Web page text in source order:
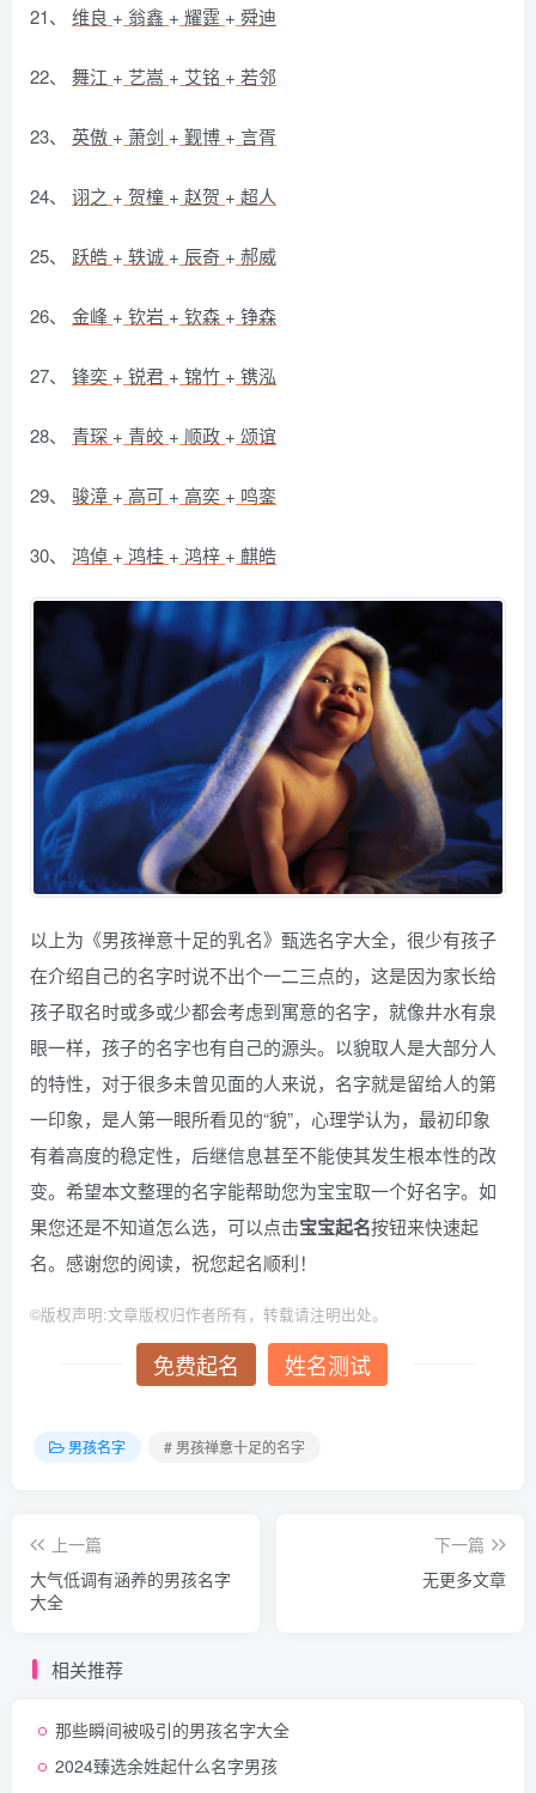
21、 维良 + 翁鑫 + 耀霆 + 舜迪
22、 舞江 + 艺嵩 + 艾铭 + 若邻
23、 英傲 + 萧剑 + 觐博 + 言胥
24、 诩之 + 贺橦 + 赵贺 + 超人
25、 跃皓 + 轶诚 + 辰奇 + 郝威
26、 金峰 + 钦岩 + 钦森 + 铮森
27、 锋奕 + 锐君 + 锦竹 + 镌泓
28、 青琛 + 青皎 + 顺政 + 颂谊
29、 骏漳 + 高可 + 高奕 + 鸣銮
30、 鸿倬 + 鸿桂 + 鸿梓 + 麒皓
以上为《男孩禅意十足的乳名》甄选名字大全，很少有孩子
在介绍自己的名字时说不出个一二三点的，这是因为家长给
孩子取名时或多或少都会考虑到寓意的名字，就像井水有泉
眼一样，孩子的名字也有自己的源头。以貌取人是大部分人
的特性，对于很多未曾见面的人来说，名字就是留给人的第
一印象，是人第一眼所看见的“貌”，心理学认为，最初印象
有着高度的稳定性，后继信息甚至不能使其发生根本性的改
变。希望本文整理的名字能帮助您为宝宝取一个好名字。如
果您还是不知道怎么选，可以点击宝宝起名按钮来快速起
名。感谢您的阅读，祝您起名顺利！
©版权声明:文章版权归作者所有，转载请注明出处。
免费起名 姓名测试
男孩名字 # 男孩禅意十足的名字
上一篇
大气低调有涵养的男孩名字
大全
下一篇
无更多文章
相关推荐
那些瞬间被吸引的男孩名字大全
2024臻选余姓起什么名字男孩